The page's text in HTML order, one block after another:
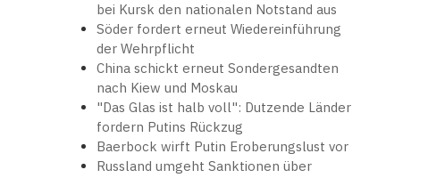
bei Kursk den nationalen Notstand aus
Söder fordert erneut Wiedereinführung
der Wehrpflicht
China schickt erneut Sondergesandten
nach Kiew und Moskau
"Das Glas ist halb voll": Dutzende Länder
fordern Putins Rückzug
Baerbock wirft Putin Eroberungslust vor
Russland umgeht Sanktionen über